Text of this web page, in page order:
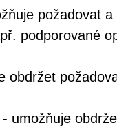
požadovat
podporované
obdržet
- umožňuje